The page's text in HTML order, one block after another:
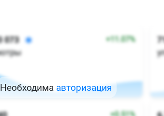
Необходима авторизация